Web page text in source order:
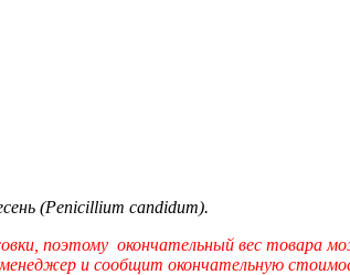
(Penicillium candidum).
поэтому окончательный вес товара
и сообщит окончательную